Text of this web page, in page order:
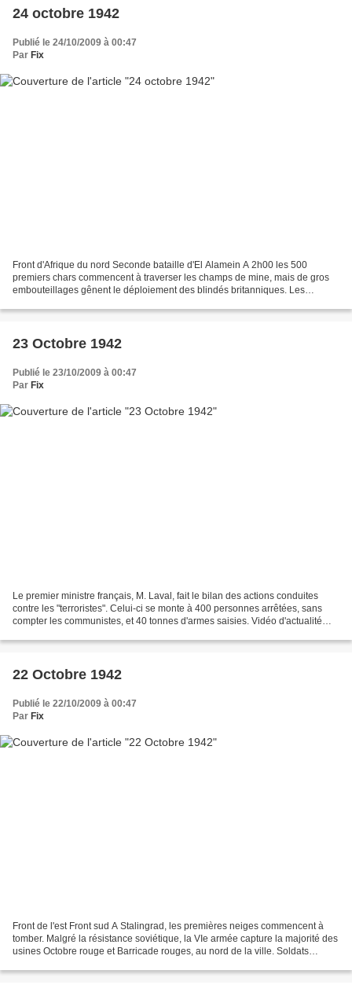
24 octobre 1942
Publié le 24/10/2009 à 00:47
Par Fix
Front d'Afrique du nord Seconde bataille d'El Alamein A 2h00 les 500
premiers chars commencent à traverser les champs de mine, mais de gros
embouteillages gênent le déploiement des blindés britanniques. Les
23 Octobre 1942
Publié le 23/10/2009 à 00:47
Par Fix
Le premier ministre français, M. Laval, fait le bilan des actions conduites
contre les "terroristes". Celui-ci se monte à 400 personnes arrêtées, sans
compter les communistes, et 40 tonnes d'armes saisies. Vidéo d'actualité
22 Octobre 1942
Publié le 22/10/2009 à 00:47
Par Fix
Front de l'est Front sud A Stalingrad, les premières neiges commencent à
tomber. Malgré la résistance soviétique, la VIe armée capture la majorité des
usines Octobre rouge et Barricade rouges, au nord de la ville. Soldats